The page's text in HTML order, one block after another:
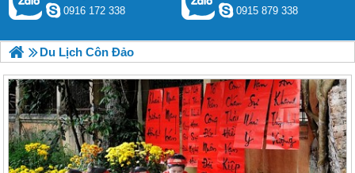
0916 172 338 0915 879 338
Du Lịch Côn Đảo